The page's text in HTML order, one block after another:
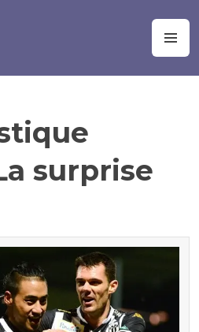
surprise